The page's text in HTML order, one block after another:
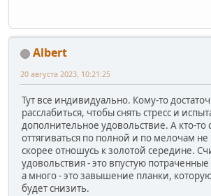
Albert
20 августа 2023, 10:21:25
Тут все индивидуально. Кому-то
расслабиться, чтобы снять стресс и
дополнительное удовольствие. А кто-то
оттягиваться по полной и по мелочам
скорее отношусь к золотой середине.
удовольствия - это впустую
а много - это завышение планки,
будет снизить.